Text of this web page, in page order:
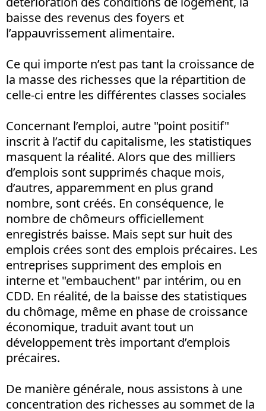
baisse des revenus des foyers et
l’appauvrissement alimentaire.
Ce qui importe n’est pas tant la croissance de
la masse des richesses que la répartition de
celle-ci entre les différentes classes sociales
Concernant l’emploi, autre "point positif"
inscrit à l’actif du capitalisme, les statistiques
masquent la réalité. Alors que des milliers
d’emplois sont supprimés chaque mois,
d’autres, apparemment en plus grand
nombre, sont créés. En conséquence, le
nombre de chômeurs officiellement
enregistrés baisse. Mais sept sur huit des
emplois crées sont des emplois précaires. Les
entreprises suppriment des emplois en
interne et "embauchent" par intérim, ou en
CDD. En réalité, de la baisse des statistiques
du chômage, même en phase de croissance
économique, traduit avant tout un
développement très important d’emplois
précaires.
De manière générale, nous assistons à une
concentration des richesses au sommet de la